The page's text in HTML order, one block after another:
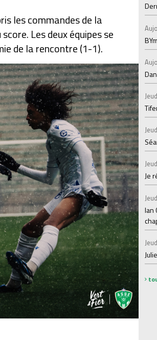
les commandes de la
Les deux équipes se
de la rencontre (1-1).
Je
Ian